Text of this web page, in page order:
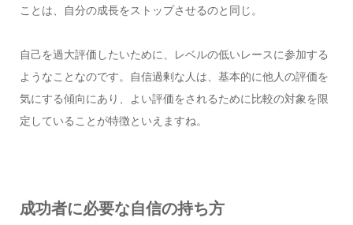
ことは、自分の成長をストップさせるのと同じ。
自己を過大評価したいために、レベルの低いレースに参加する
ようなことなのです。自信過剰な人は、基本的に他人の評価を
気にする傾向にあり、よい評価をされるために比較の対象を限
定していることが特徴といえますね。
成功者に必要な自信の持ち方